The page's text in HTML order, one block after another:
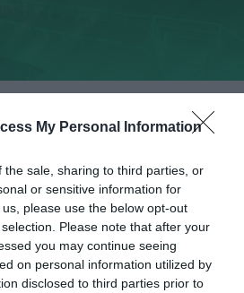
My Personal Information
the sale, sharing to third parties, or
or sensitive information for
please use the below opt-out
Please note that after your
you may continue seeing
on personal information utilized by
disclosed to third parties prior to
και το επιστημονικό του
Π., Τσεκούρας Γ.,
την έναρξη
με την Ερευνητική
Εφαρμοσμένης
του Εργαστηρίου
Σχολή του ΕΚΠΑ, υπό την